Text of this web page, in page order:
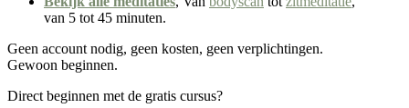
van 5 tot 45 minuten.
Geen account nodig, geen kosten, geen verplichtingen.
Gewoon beginnen.
Direct beginnen met de gratis cursus?